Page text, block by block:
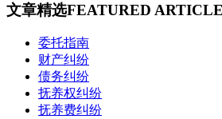
文章精选FEATURED
委托指南
财产纠纷
债务纠纷
抚养权纠纷
抚养费纠纷